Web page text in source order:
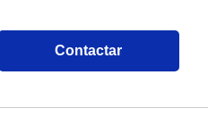
Contactar